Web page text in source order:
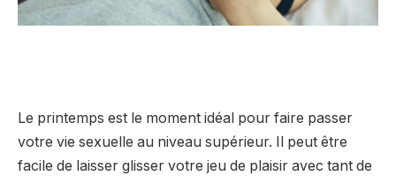
Le printemps est le moment idéal pour faire passer
votre vie sexuelle au niveau supérieur. Il peut être
facile de laisser glisser votre jeu de plaisir avec tant de